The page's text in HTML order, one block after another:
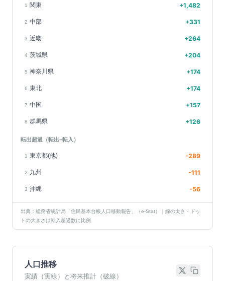
1 関東 +1,482
2 中部 +331
3 近畿 +264
4 茨城県 +204
5 神奈川県 +174
6 東北 +174
7 中国 +157
8 群馬県 +126
転出超過（転出−転入）
1 東京都(他) -289
2 九州 -111
3 沖縄 -56
出典：総務省統計局「住民基本台帳人口移動報告」（e-Stat）｜線の太さ・ドッ
トの大きさは転入超過数に比例
人口推移
実績（実線）と将来推計（破線）